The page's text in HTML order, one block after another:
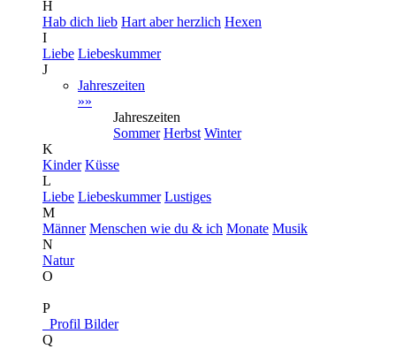
H
Hab dich lieb Hart aber herzlich Hexen
I
Liebe Liebeskummer
J
Jahreszeiten
»»
Jahreszeiten
Sommer Herbst Winter
K
Kinder Küsse
L
Liebe Liebeskummer Lustiges
M
Männer Menschen wie du & ich Monate Musik
N
Natur
O
P
Profil Bilder
Q